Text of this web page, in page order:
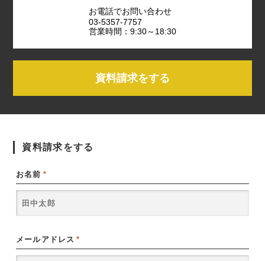
お電話でお問い合わせ
03-5357-7757
営業時間：9:30～18:30
資料請求をする
資料請求をする
お名前 *
メールアドレス *